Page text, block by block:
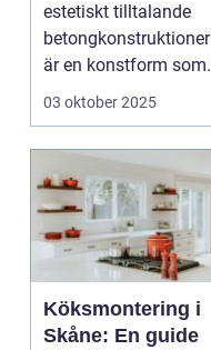
estetiskt tilltalande
betongkonstruktioner
är en konstform som
kr&...
03 oktober 2025
Köksmontering i
Skåne: En guide